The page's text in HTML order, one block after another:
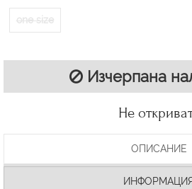
one size
Изчерпана
Не
ОПИСАНИЕ
ИНФОРМАЦИЯ